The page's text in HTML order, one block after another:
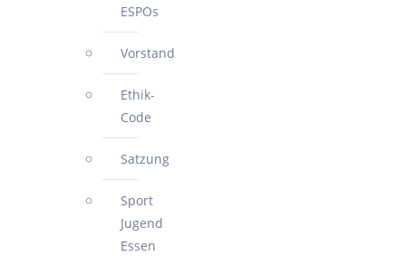
ESPOs
Vorstand
Ethik-
Code
Satzung
Sport
Jugend
Essen